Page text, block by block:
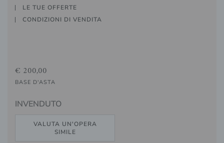
LE TUE OFFERTE
CONDIZIONI DI VENDITA
€ 200,00
BASE D'ASTA
INVENDUTO
VALUTA UN'OPERA
SIMILE